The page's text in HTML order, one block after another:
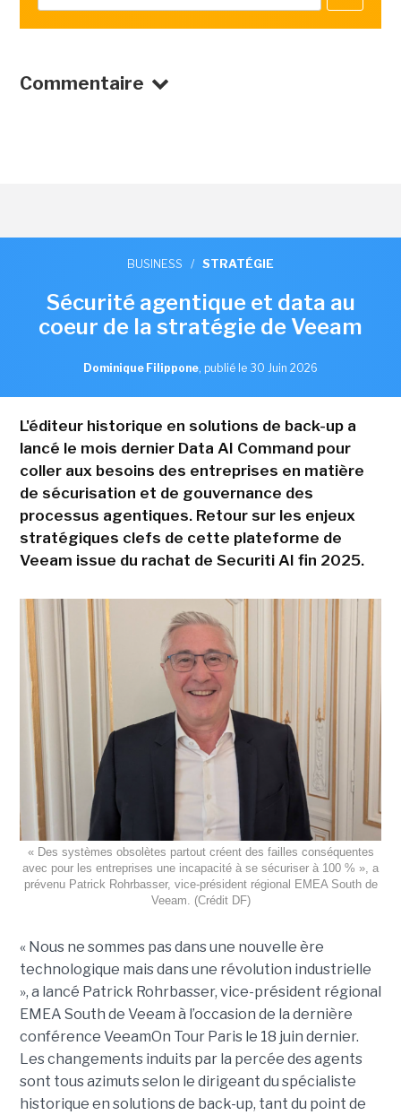
Commentaire
BUSINESS / STRATÉGIE
Sécurité agentique et data au
coeur de la stratégie de Veeam
Dominique Filippone, publié le 30 Juin 2026
L'éditeur historique en solutions de back-up a
lancé le mois dernier Data AI Command pour
coller aux besoins des entreprises en matière
de sécurisation et de gouvernance des
processus agentiques. Retour sur les enjeux
stratégiques clefs de cette plateforme de
Veeam issue du rachat de Securiti AI fin 2025.
« Des systèmes obsolètes partout créent des failles conséquentes
avec pour les entreprises une incapacité à se sécuriser à 100 % », a
prévenu Patrick Rohrbasser, vice-président régional EMEA South de
Veeam. (Crédit DF)
« Nous ne sommes pas dans une nouvelle ère
technologique mais dans une révolution industrielle
», a lancé Patrick Rohrbasser, vice-président régional
EMEA South de Veeam à l’occasion de la dernière
conférence VeeamOn Tour Paris le 18 juin dernier.
Les changements induits par la percée des agents
sont tous azimuts selon le dirigeant du spécialiste
historique en solutions de back-up, tant du point de